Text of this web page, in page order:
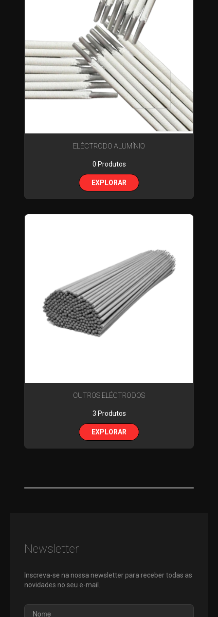
ELÉCTRODO ALUMÍNIO
0 Produtos
EXPLORAR
OUTROS ELÉCTRODOS
3 Produtos
EXPLORAR
Newsletter
Inscreva-se na nossa newsletter para receber todas as
novidades no seu e-mail.